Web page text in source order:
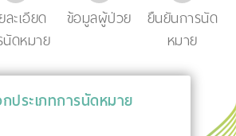
ละเอียด
ดหมาย
ข้อมูลผู้ป่วย
ยืนยันการนัด
หมาย
กประเภทการนัดหมาย